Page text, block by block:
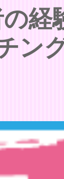
経
ン